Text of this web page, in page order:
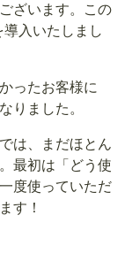
ざいます。この
入いたしまし
ったお客様に
りました。
は、まだほとん
最初は「どう使
度使っていただ
す！